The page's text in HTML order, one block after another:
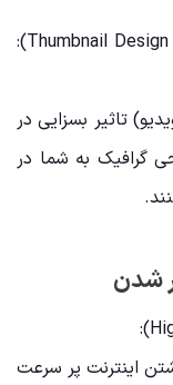
نرم افزار طراحی تامبنیل (Thumbnail Design Software):
تاثیر بسزایی در
گرافیک به شما در
شدن
اینترنت پر سرعت